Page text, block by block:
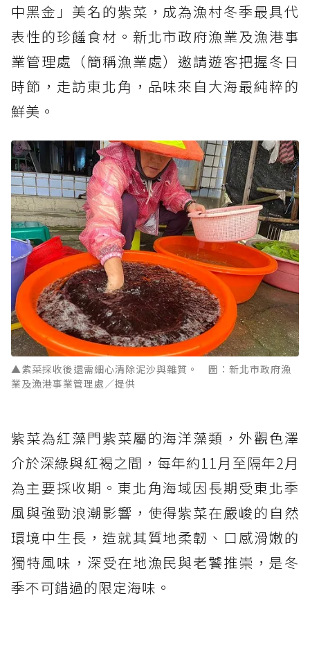
中黑金」美名的紫菜，成為漁村冬季最具代
表性的珍饈食材。新北市政府漁業及漁港事
業管理處（簡稱漁業處）邀請遊客把握冬日
時節，走訪東北角，品味來自大海最純粹的
鮮美。
▲紫菜採收後還需細心清除泥沙與雜質。 圖：新北市政府漁
業及漁港事業管理處／提供
紫菜為紅藻門紫菜屬的海洋藻類，外觀色澤
介於深綠與紅褐之間，每年約11月至隔年2月
為主要採收期。東北角海域因長期受東北季
風與強勁浪潮影響，使得紫菜在嚴峻的自然
環境中生長，造就其質地柔韌、口感滑嫩的
獨特風味，深受在地漁民與老饕推崇，是冬
季不可錯過的限定海味。